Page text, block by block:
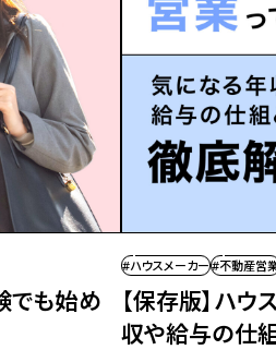
でも始め
#ハウスメーカー#不動産営
【保存版】ハ
収や給与の仕